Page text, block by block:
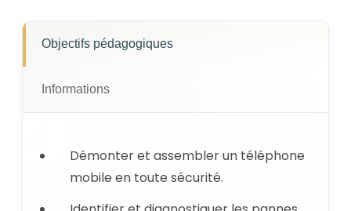
Objectifs pédagogiques
Informations
Démonter et assembler un téléphone
mobile en toute sécurité.